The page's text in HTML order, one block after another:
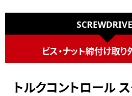
ビス・ナット締付け取
トルクコントロール